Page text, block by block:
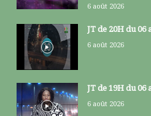
6 août 2026
JT de 20H du 06
6 août 2026
JT de 19H du 06
6 août 2026